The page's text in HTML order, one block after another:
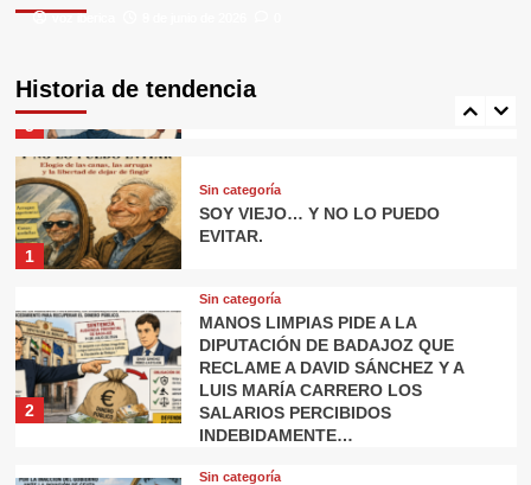
voz iberica
voz iberica
Historia de tendencia
5
DEL FAVOR FILII AL FAVOR MATRIS.
1
Sin categoría
SOY VIEJO… Y NO LO PUEDO
EVITAR.
2
Sin categoría
MANOS LIMPIAS PIDE A LA
DIPUTACIÓN DE BADAJOZ QUE
RECLAME A DAVID SÁNCHEZ Y A
LUIS MARÍA CARRERO LOS
SALARIOS PERCIBIDOS
INDEBIDAMENTE…
Sin categoría